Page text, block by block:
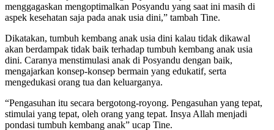
menggagaskan mengoptimalkan Posyandu yang saat ini masih di
aspek kesehatan saja pada anak usia dini,” tambah Tine.
Dikatakan, tumbuh kembang anak usia dini kalau tidak dikawal
akan berdampak tidak baik terhadap tumbuh kembang anak usia
dini. Caranya menstimulasi anak di Posyandu dengan baik,
mengajarkan konsep-konsep bermain yang edukatif, serta
mengedukasi orang tua dan keluarganya.
“Pengasuhan itu secara bergotong-royong. Pengasuhan yang tepat,
stimulai yang tepat, oleh orang yang tepat. Insya Allah menjadi
pondasi tumbuh kembang anak” ucap Tine.